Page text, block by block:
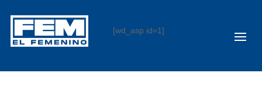
[wd_asp id=1]